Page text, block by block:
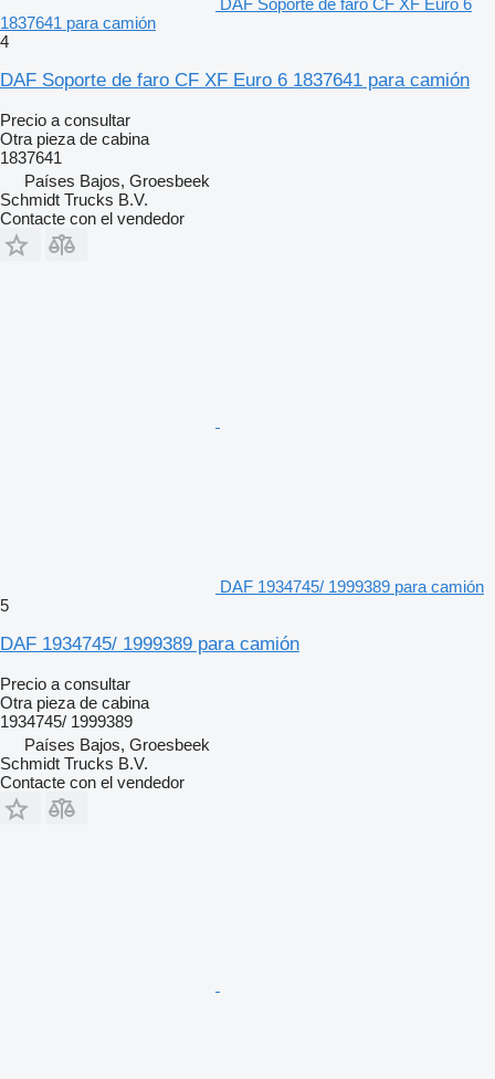
1837641 para camión
4
DAF Soporte de faro CF XF Euro 6 1837641 para camión
Precio a consultar
Otra pieza de cabina
1837641
Países Bajos, Groesbeek
Schmidt Trucks B.V.
Contacte con el vendedor
DAF 1934745/ 1999389 para camión
5
DAF 1934745/ 1999389 para camión
Precio a consultar
Otra pieza de cabina
1934745/ 1999389
Países Bajos, Groesbeek
Schmidt Trucks B.V.
Contacte con el vendedor